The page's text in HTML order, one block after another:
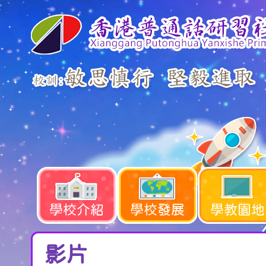
學校介紹 學校發展 學教園地
影片